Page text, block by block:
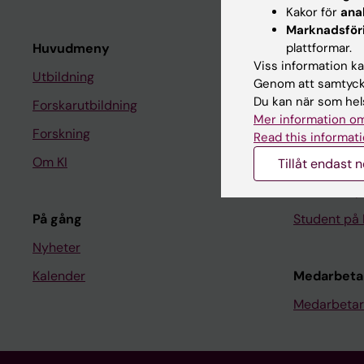
Huvudmeny
Utbildning
Forskarutbildning
Forskning
Om KI
På gång
Nyheter
Kalender
Student
Ladok
Canvas
Schema
Student på
Kakor för
plattformar.
Viss information
Genom att
Du kan när som
Mer information
Read this
Tillåt endast